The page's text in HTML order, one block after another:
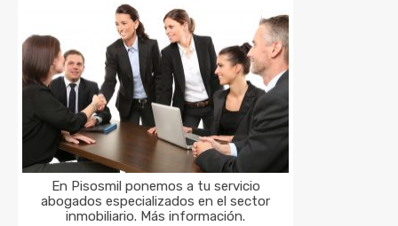
En Pisosmil ponemos a tu servicio
abogados especializados en el sector
inmobiliario. Más información.